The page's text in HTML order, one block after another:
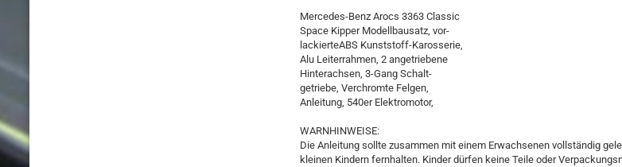
Mercedes-Benz Arocs 3363 Classic
Space Kipper Modellbausatz, vor-
lackierteABS Kunststoff-Karosserie,
Alu Leiterrahmen, 2 angetriebene
Hinterachsen, 3-Gang Schalt-
getriebe, Verchromte Felgen,
Anleitung, 540er Elektromotor,
WARNHINWEISE:
Die Anleitung sollte zusammen mit einem Erwachsenen vollständig
kleinen Kindern fernhalten. Kinder dürfen keine Teile oder